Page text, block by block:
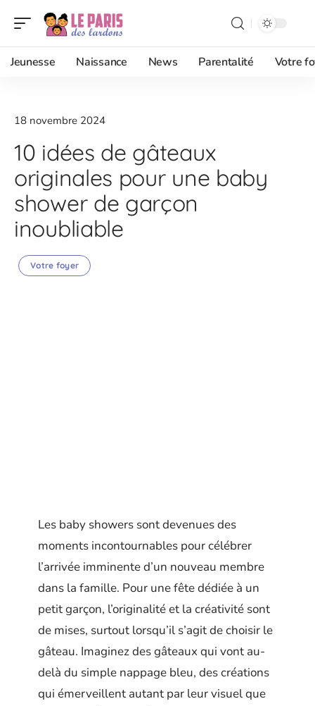
Jeunesse Naissance News Parentalité Votre
18 novembre 2024
10 idées de gâteaux
originales pour une baby
shower de garçon
inoubliable
Votre foyer
Les baby showers sont devenues des
moments incontournables pour célébrer
l’arrivée imminente d’un nouveau membre
dans la famille. Pour une fête dédiée à un
petit garçon, l’originalité et la créativité sont
de mises, surtout lorsqu’il s’agit de choisir le
gâteau. Imaginez des gâteaux qui vont au-
delà du simple nappage bleu, des créations
qui émerveillent autant par leur visuel que